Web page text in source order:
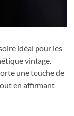
idéal pour les
vintage.
une touche de
en affirmant